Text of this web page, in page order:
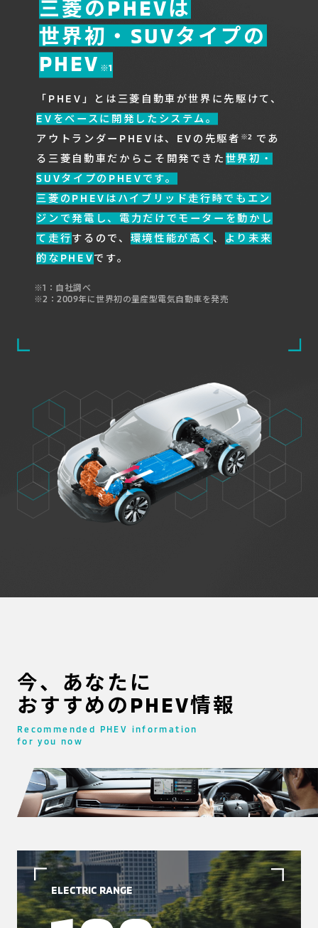
三菱のPHEVは
世界初・SUVタイプの
PHEV ※1
「PHEV」とは三菱自動車が世界に先駆けて、
EVをベースに開発したシステム。
アウトランダーPHEVは、EVの先駆者 ※2 であ
る三菱自動車だからこそ開発できた 世界初・
SUVタイプのPHEVです。
三菱のPHEVはハイブリッド走行時でもエン
ジンで発電し、電力だけでモーターを動かし
て走行するので、 環境性能が高く 、 より未来
的なPHEVです。
※1：自社調べ
※2：2009年に世界初の量産型電気自動車を発売
今、あなたに
おすすめのPHEV情報
Recommended PHEV information
for you now
ELECTRIC RANGE